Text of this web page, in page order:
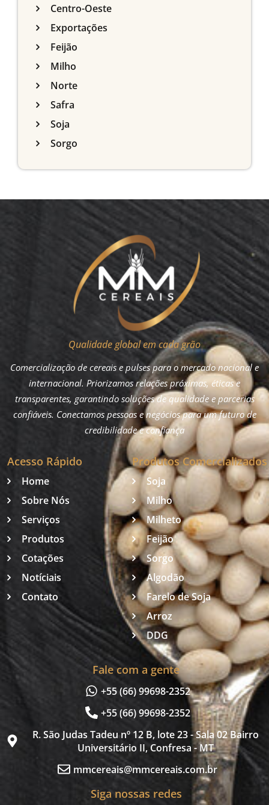
Centro-Oeste
Exportações
Feijão
Milho
Norte
Safra
Soja
Sorgo
Qualidade global em cada grão
Comercialização de cereais e pulses para o mercado nacional e
internacional. Priorizamos relações próximas, éticas e
transparentes, garantindo soluções de qualidade e parcerias
confiáveis. Conectamos pessoas e negócios para um futuro de
credibilidade e confiança
Acesso Rápido
Home
Sobre Nós
Serviços
Produtos
Cotações
Notíciais
Contato
Produtos Comercializados
Soja
Milho
Milheto
Feijão
Sorgo
Algodão
Farelo de Soja
Arroz
DDG
Fale com a gente
+55 (66) 99698-2352
+55 (66) 99698-2352
R. São Judas Tadeu nº 12 B, lote 23 - Sala 02 Bairro
Universitário II, Confresa - MT
mmcereais@mmcereais.com.br
Siga nossas redes